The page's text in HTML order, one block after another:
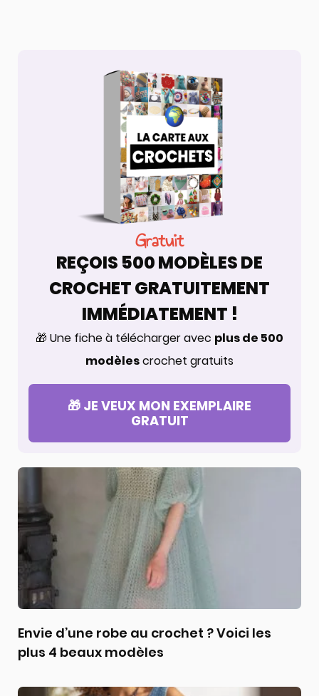
Gratuit
REÇOIS 500 MODÈLES DE
CROCHET GRATUITEMENT
IMMÉDIATEMENT !
🎁 Une fiche à télécharger avec plus de 500
modèlescrochet gratuits
🎁 JE VEUX MON EXEMPLAIRE
GRATUIT
Envie d’une robe au crochet ? Voici les
plus 4 beaux modèles